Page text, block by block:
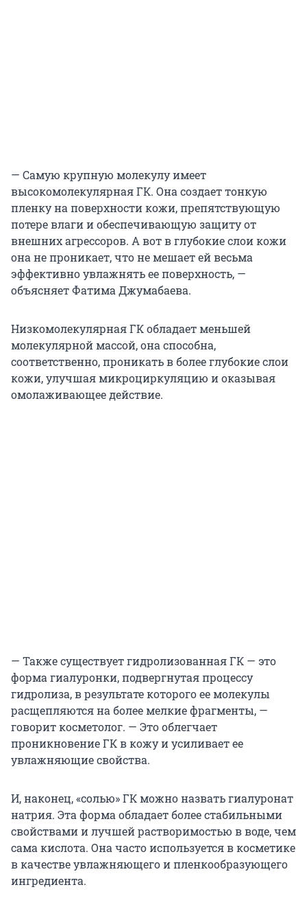
— Самую крупную молекулу имеет
высокомолекулярная ГК. Она создает тонкую
пленку на поверхности кожи, препятствующую
потере влаги и обеспечивающую защиту от
внешних агрессоров. А вот в глубокие слои кожи
она не проникает, что не мешает ей весьма
эффективно увлажнять ее поверхность, —
объясняет Фатима Джумабаева.
Низкомолекулярная ГК обладает меньшей
молекулярной массой, она способна,
соответственно, проникать в более глубокие слои
кожи, улучшая микроциркуляцию и оказывая
омолаживающее действие.
— Также существует гидролизованная ГК — это
форма гиалуронки, подвергнутая процессу
гидролиза, в результате которого ее молекулы
расщепляются на более мелкие фрагменты, —
говорит косметолог. — Это облегчает
проникновение ГК в кожу и усиливает ее
увлажняющие свойства.
И, наконец, «солью» ГК можно назвать гиалуронат
натрия. Эта форма обладает более стабильными
свойствами и лучшей растворимостью в воде, чем
сама кислота. Она часто используется в косметике
в качестве увлажняющего и пленкообразующего
ингредиента.